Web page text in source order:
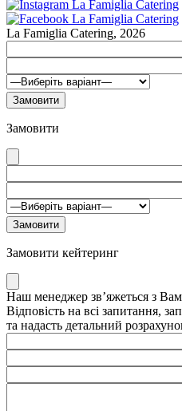
La Famiglia Catering, 2026
Замовити
Замовити кейтеринг
Наш менеджер зв’яжеться з
Відповість на всі запитання,
та надасть детальний